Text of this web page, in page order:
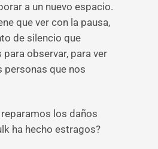
a un nuevo espacio.
que ver con la pausa,
de silencio que
observar, para ver
personas que nos
los daños
ha hecho estragos?